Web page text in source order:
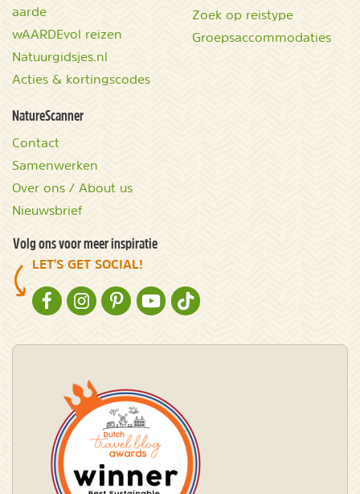
aarde
wAARDEvol reizen
Natuurgidsjes.nl
Acties & kortingscodes
Zoek op reistype
Groepsaccommodaties
NatureScanner
Contact
Samenwerken
Over ons / About us
Nieuwsbrief
Volg ons voor meer inspiratie
LET'S GET SOCIAL!
NATURESCANNER OP FACEBOOK
NATURESCANNER OP INSTAGRAM
NATURESCANNER OP PINTEREST
NATURESCANNER OP YOUTUBE
NATURESCANNER OP TIKTOK